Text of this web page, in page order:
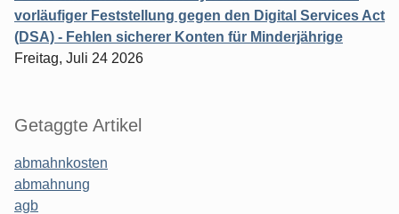
vorläufiger Feststellung gegen den Digital Services Act
(DSA) - Fehlen sicherer Konten für Minderjährige
Freitag, Juli 24 2026
Getaggte Artikel
abmahnkosten
abmahnung
agb